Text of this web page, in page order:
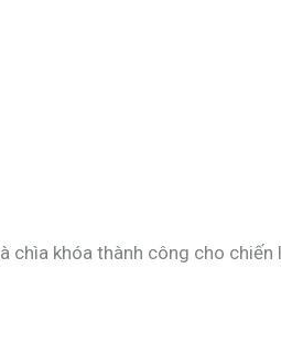
chìa khóa thành công cho chiến